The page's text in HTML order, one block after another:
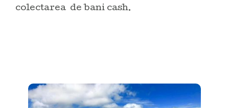
colectarea de bani cash.